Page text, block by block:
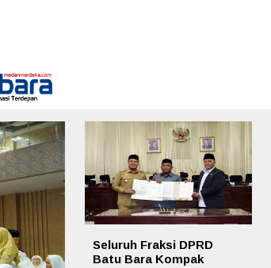
Seluruh Fraksi DPRD
Batu Bara Kompak